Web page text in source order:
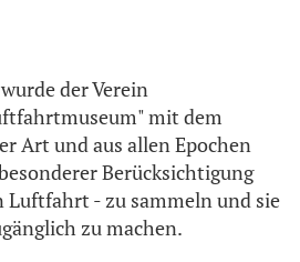
der Verein
mit dem
Art und aus allen Epochen
Berücksichtigung
Luftfahrt - zu sammeln und sie
zu machen.